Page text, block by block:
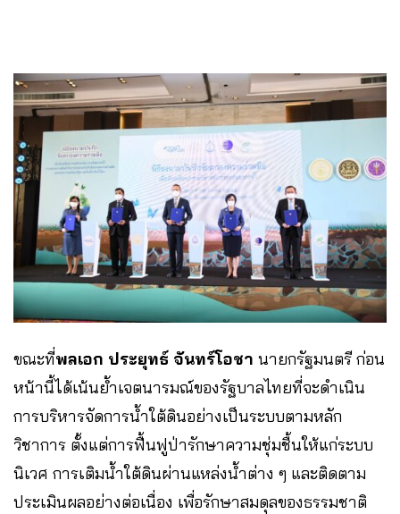
ขณะที่พลเอก ประยุทธ์ จันทร์โอชา นายกรัฐมนตรี ก่อน
หน้านี้ได้เน้นย้ำเจตนารมณ์ของรัฐบาลไทยที่จะดำเนิน
การบริหารจัดการน้ำใต้ดินอย่างเป็นระบบตามหลัก
วิชาการ ตั้งแต่การฟื้นฟูป่ารักษาความชุ่มชื้นให้แก่ระบบ
นิเวศ การเติมน้ำใต้ดินผ่านแหล่งน้ำต่าง ๆ และติดตาม
ประเมินผลอย่างต่อเนื่อง เพื่อรักษาสมดุลของธรรมชาติ